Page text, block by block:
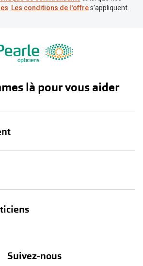
. Les conditions de l'offres'appliquent.
là pour vous aider
Suivez-nous